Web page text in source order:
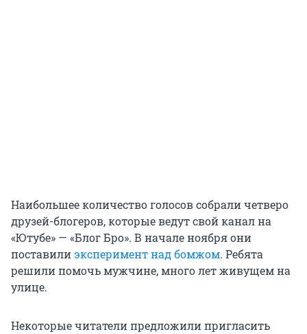
Наибольшее количество голосов собрали четверо
друзей-блогеров, которые ведут свой канал на
«Ютубе» — «Блог Бро». В начале ноября они
поставилиэксперимент над бомжом. Ребята
решили помочь мужчине, много лет живущем на
улице.
Некоторые читатели предложили пригласить